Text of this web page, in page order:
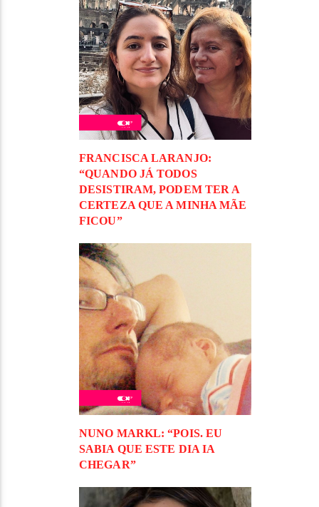
FRANCISCA LARANJO:
“QUANDO JÁ TODOS
DESISTIRAM, PODEM TER A
CERTEZA QUE A MINHA MÃE
FICOU”
NUNO MARKL: “POIS. EU
SABIA QUE ESTE DIA IA
CHEGAR”